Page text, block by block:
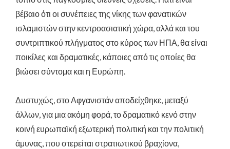
βέβαιο ότι οι συνέπειες της νίκης των φανατικών
ισλαμιστών στην κεντροασιατική χώρα, αλλά και του
συντριπτικού πλήγματος στο κύρος των ΗΠΑ, θα είναι
ποικίλες και δραματικές, κάποιες από τις οποίες θα
βιώσει σύντομα και η Ευρώπη.
Δυστυχώς, στο Αφγανιστάν αποδείχθηκε, μεταξύ
άλλων, για μια ακόμη φορά, το δραματικό κενό στην
κοινή ευρωπαϊκή εξωτερική πολιτική και την πολιτική
άμυνας, που στερείται στρατιωτικού βραχίονα,